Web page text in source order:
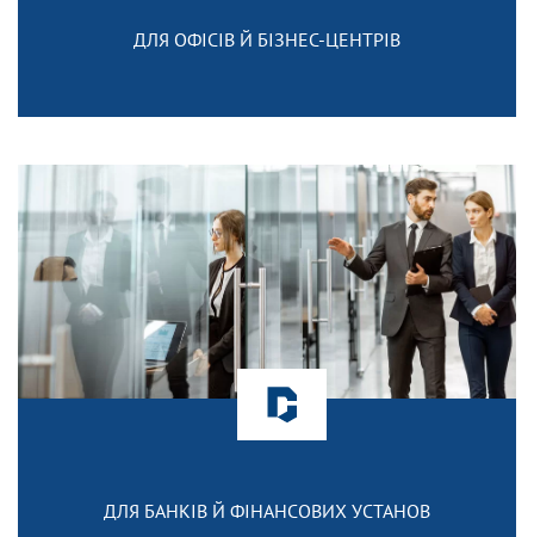
ДЛЯ ОФІСІВ Й БІЗНЕС-ЦЕНТРІВ
ДЛЯ БАНКІВ Й ФІНАНСОВИХ УСТАНОВ